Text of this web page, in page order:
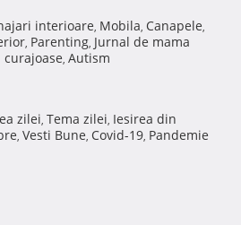
interioare, Mobila, Canapele,
, Parenting, Jurnal de mama
curajoase, Autism
zilei, Tema zilei, Iesirea din
, Vesti Bune, Covid-19, Pandemie